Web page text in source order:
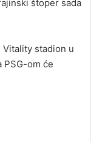
štoper sada
stadion u
PSG-om će